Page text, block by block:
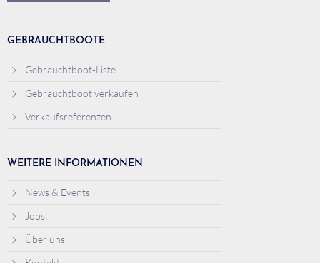
GEBRAUCHTBOOTE
Gebrauchtboot-Liste
Gebrauchtboot verkaufen
Verkaufsreferenzen
WEITERE INFORMATIONEN
News & Events
Jobs
Über uns